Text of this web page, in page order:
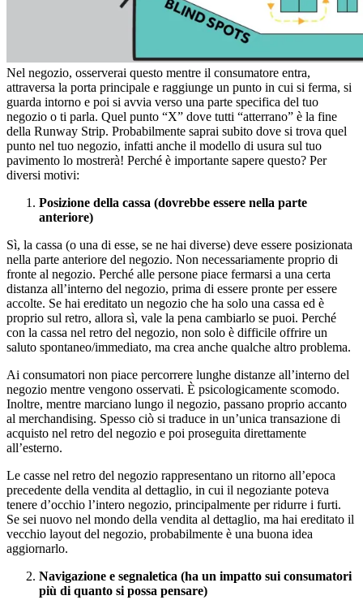
Nel negozio, osserverai questo mentre il consumatore entra,
attraversa la porta principale e raggiunge un punto in cui si ferma, si
guarda intorno e poi si avvia verso una parte specifica del tuo
negozio o ti parla. Quel punto “X” dove tutti “atterrano” è la fine
della Runway Strip. Probabilmente saprai subito dove si trova quel
punto nel tuo negozio, infatti anche il modello di usura sul tuo
pavimento lo mostrerà! Perché è importante sapere questo? Per
diversi motivi:
Posizione della cassa (dovrebbe essere nella parte
anteriore)
Sì, la cassa (o una di esse, se ne hai diverse) deve essere posizionata
nella parte anteriore del negozio. Non necessariamente proprio di
fronte al negozio. Perché alle persone piace fermarsi a una certa
distanza all’interno del negozio, prima di essere pronte per essere
accolte. Se hai ereditato un negozio che ha solo una cassa ed è
proprio sul retro, allora sì, vale la pena cambiarlo se puoi. Perché
con la cassa nel retro del negozio, non solo è difficile offrire un
saluto spontaneo/immediato, ma crea anche qualche altro problema.
Ai consumatori non piace percorrere lunghe distanze all’interno del
negozio mentre vengono osservati. È psicologicamente scomodo.
Inoltre, mentre marciano lungo il negozio, passano proprio accanto
al merchandising. Spesso ciò si traduce in un’unica transazione di
acquisto nel retro del negozio e poi proseguita direttamente
all’esterno.
Le casse nel retro del negozio rappresentano un ritorno all’epoca
precedente della vendita al dettaglio, in cui il negoziante poteva
tenere d’occhio l’intero negozio, principalmente per ridurre i furti.
Se sei nuovo nel mondo della vendita al dettaglio, ma hai ereditato il
vecchio layout del negozio, probabilmente è una buona idea
aggiornarlo.
Navigazione e segnaletica (ha un impatto sui consumatori
più di quanto si possa pensare)